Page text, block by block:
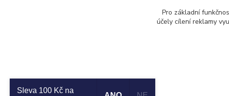
Jak
Pro základní
účely cílení reklamy
Sleva 100 Kč na